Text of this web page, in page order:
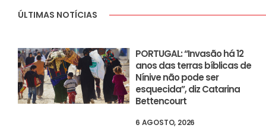
ÚLTIMAS NOTÍCIAS
PORTUGAL: “Invasão há 12
anos das terras bíblicas de
Nínive não pode ser
esquecida”, diz Catarina
Bettencourt
6 AGOSTO, 2026